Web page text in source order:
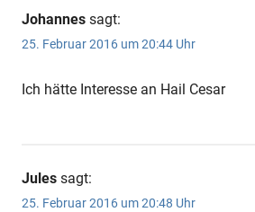
Johannes sagt:
25. Februar 2016 um 20:44 Uhr
Ich hätte Interesse an Hail Cesar
Jules sagt:
25. Februar 2016 um 20:48 Uhr